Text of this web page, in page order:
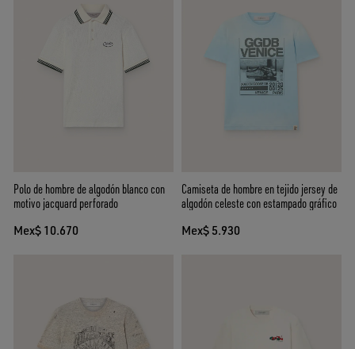
Polo de hombre de algodón blanco con
motivo jacquard perforado
Mex$ 10.670
Camiseta de hombre en tejido jersey de
algodón celeste con estampado gráfico
Mex$ 5.930